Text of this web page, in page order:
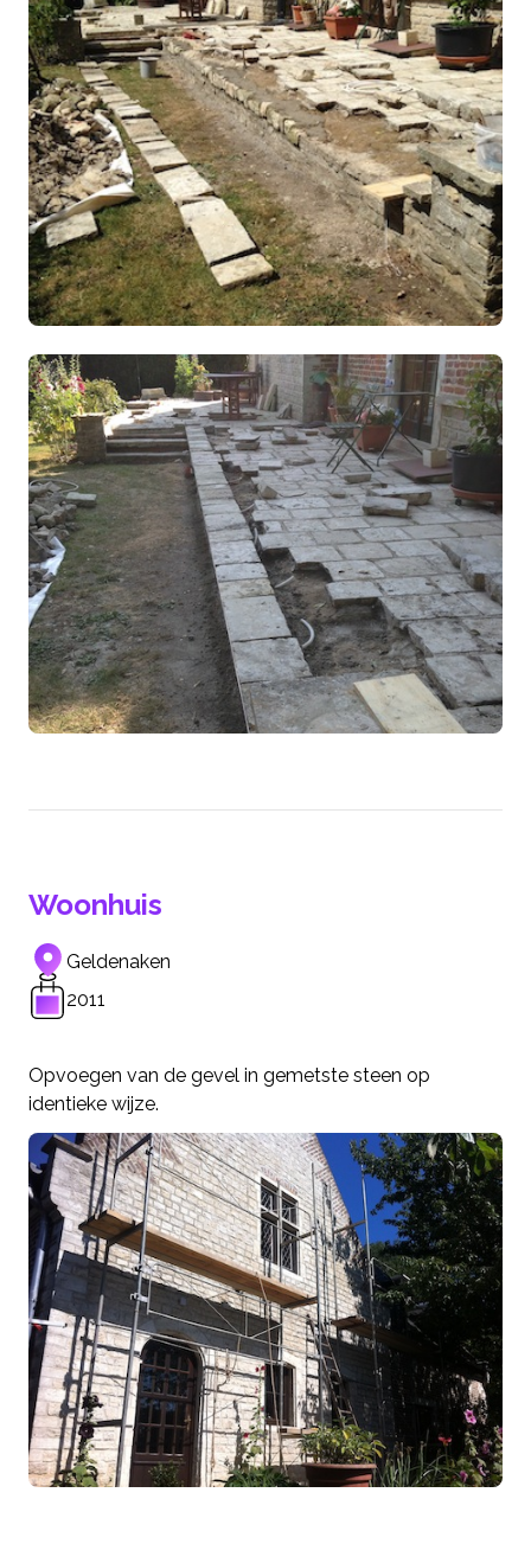
Woonhuis
Geldenaken
2011
Opvoegen van de gevel in gemetste steen op
identieke wijze.